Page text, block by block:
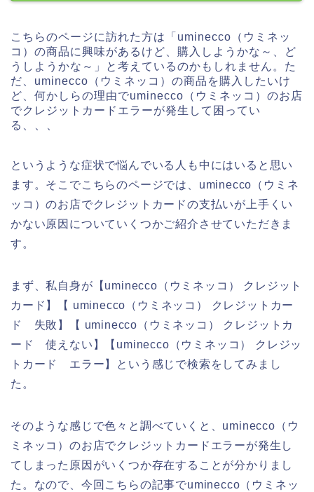
こちらのページに訪れた方は「uminecco（ウミネッ
コ）の商品に興味があるけど、購入しようかな～、ど
うしようかな～」と考えているのかもしれません。た
だ、uminecco（ウミネッコ）の商品を購入したいけ
ど、何かしらの理由でuminecco（ウミネッコ）のお店
でクレジットカードエラーが発生して困ってい
る、、、
というような症状で悩んでいる人も中にはいると思い
ます。そこでこちらのページでは、uminecco（ウミネ
ッコ）のお店でクレジットカードの支払いが上手くい
かない原因についていくつかご紹介させていただきま
す。
まず、私自身が【uminecco（ウミネッコ） クレジット
カード】【 uminecco（ウミネッコ） クレジットカー
ド 失敗】【 uminecco（ウミネッコ） クレジットカ
ード 使えない】【uminecco（ウミネッコ） クレジッ
トカード エラー】という感じで検索をしてみまし
た。
そのような感じで色々と調べていくと、uminecco（ウ
ミネッコ）のお店でクレジットカードエラーが発生し
てしまった原因がいくつか存在することが分かりまし
た。なので、今回こちらの記事でuminecco（ウミネッ